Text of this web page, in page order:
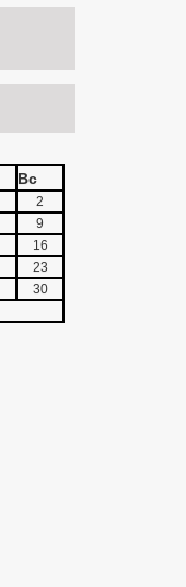
Вс
2
9
16
23
30